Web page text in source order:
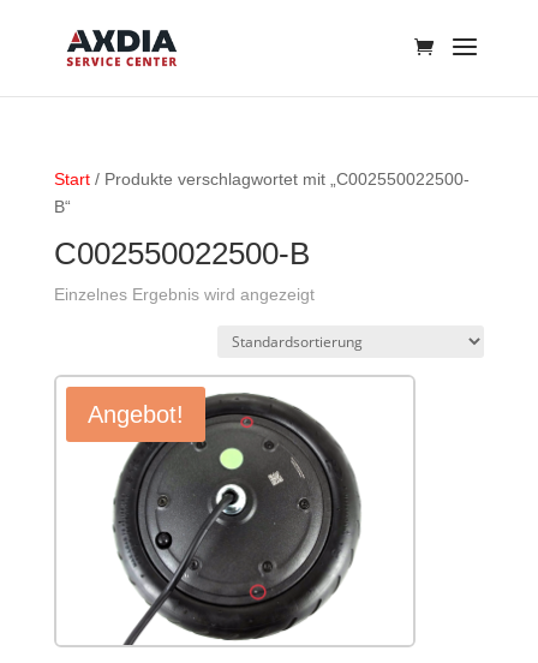
Start/ Produkte verschlagwortet mit „C002550022500-
B“
C002550022500-B
Einzelnes Ergebnis wird angezeigt
Angebot!